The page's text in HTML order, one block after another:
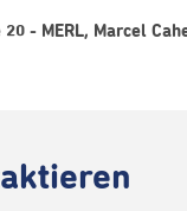
- MERL, Marcel